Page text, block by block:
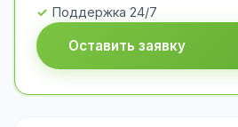
Поддержка 24/7
Оставить заявку